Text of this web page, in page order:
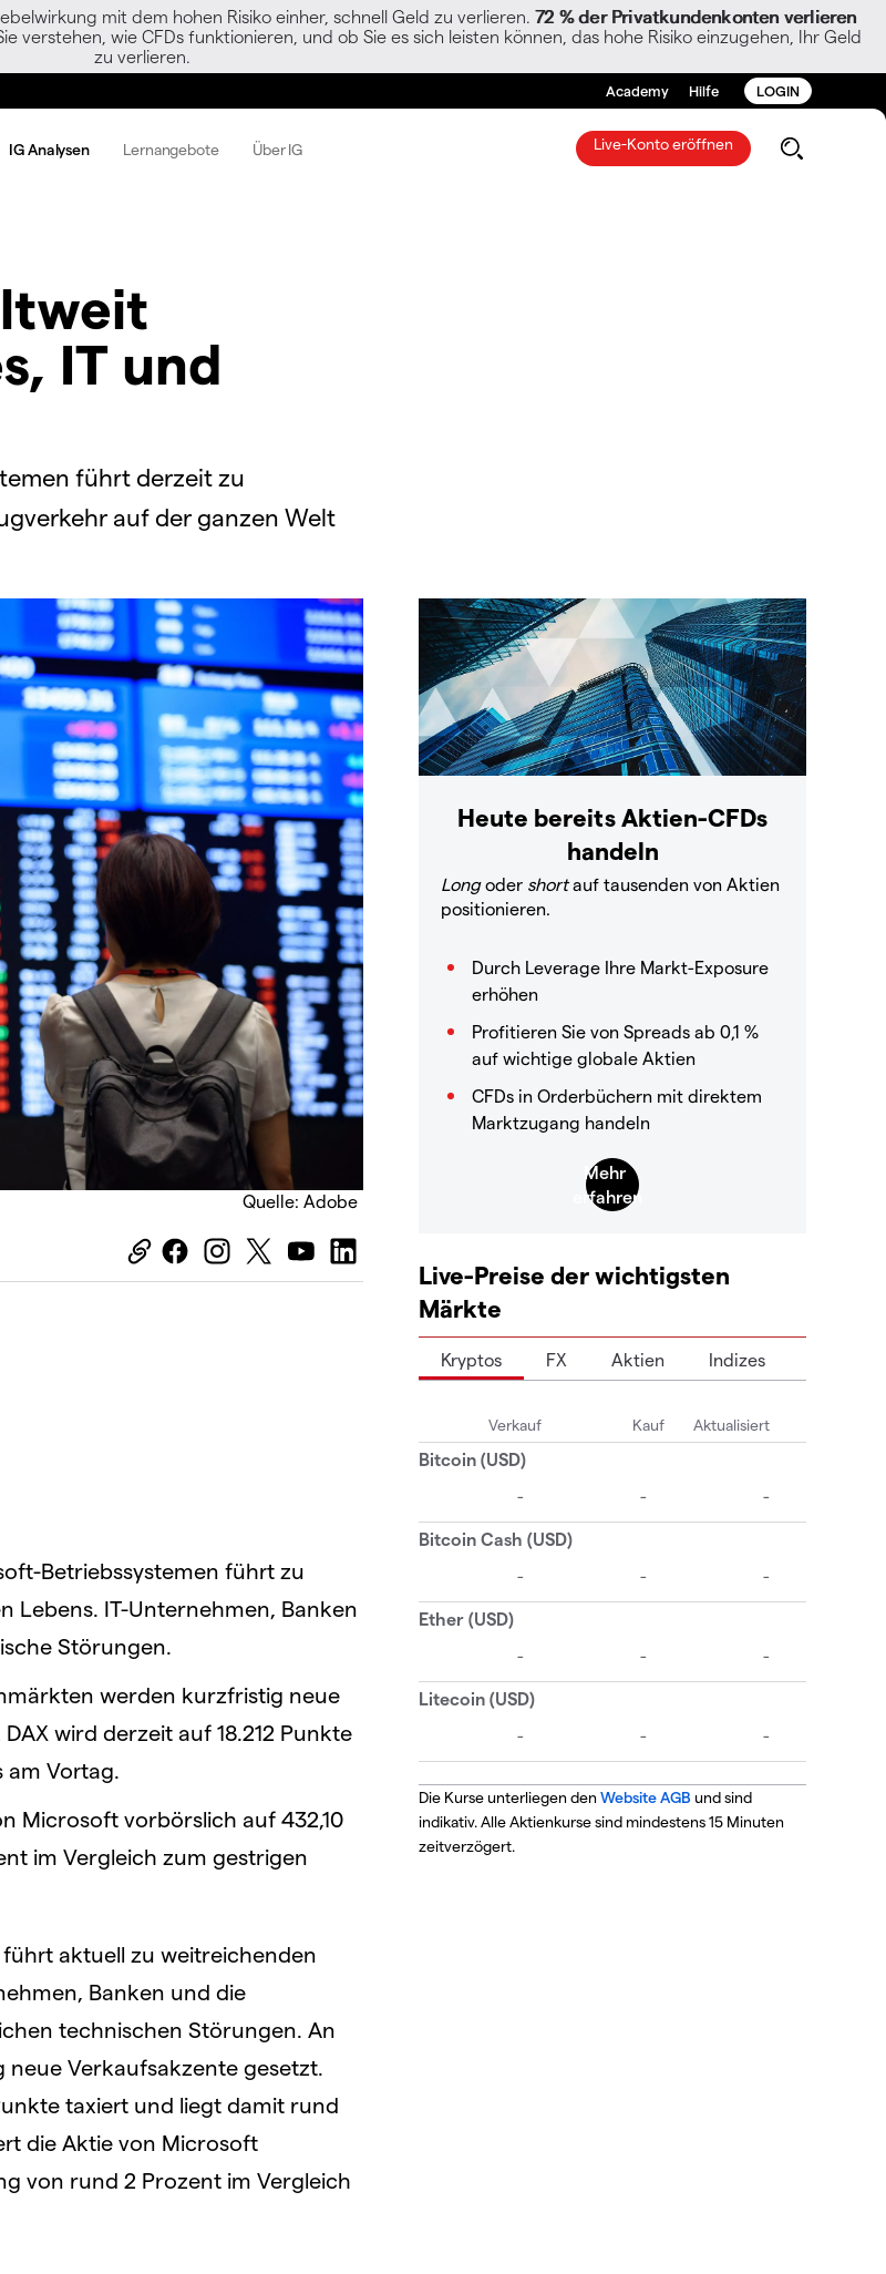
mit dem hohen Risiko einher, schnell Geld zu verlieren.72 % der Privatkundenkonten verlieren
verstehen, wie CFDs funktionieren, und ob Sie es sich leisten können, das hohe Risiko einzugehen, Ihr Geld
zu verlieren.
Academy Hilfe LOGIN
IG Analysen Lernangebote Über IG Live-Konto eröffnen
IT und
führt derzeit zu
auf der ganzen Welt
Quelle: Adobe
Betriebssystemen führt zu
Lebens. IT-Unternehmen, Banken
Störungen.
werden kurzfristig neue
wird derzeit auf 18.212 Punkte
am Vortag.
Microsoft vorbörslich auf 432,10
im Vergleich zum gestrigen
aktuell zu weitreichenden
Banken und die
technischen Störungen. An
Verkaufsakzente gesetzt.
taxiert und liegt damit rund
die Aktie von Microsoft
von rund 2 Prozent im Vergleich
Heute bereits Aktien-CFDs
handeln
Longoder shortauf tausenden von Aktien
positionieren.
Durch Leverage Ihre Markt-Exposure
erhöhen
Profitieren Sie von Spreads ab 0,1 %
auf wichtige globale Aktien
CFDs in Orderbüchern mit direktem
Marktzugang handeln
Live-Preise der wichtigsten
Märkte
Kryptos FX Aktien Indizes
Die Kurse unterliegen den Website AGB und sind
indikativ. Alle Aktienkurse sind mindestens 15 Minuten
zeitverzögert.